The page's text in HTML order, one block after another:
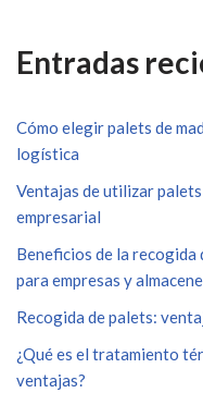
Entradas
Cómo elegir palets de
logística
Ventajas de utilizar
empresarial
Beneficios de la
para empresas y
Recogida de palets:
¿Qué es el tratamiento
ventajas?